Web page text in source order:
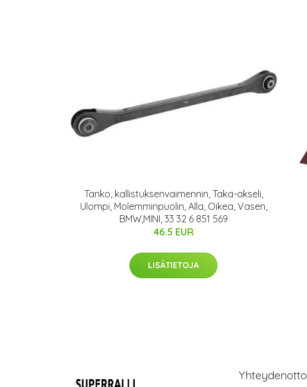
Tanko, kallistuksenvaimennin, Taka-akseli,
Ulompi, Molemminpuolin, Alla, Oikea, Vasen,
BMW,MINI, 33 32 6 851 569
46.5 EUR
LISÄTIETOJA
Yhteydenotto